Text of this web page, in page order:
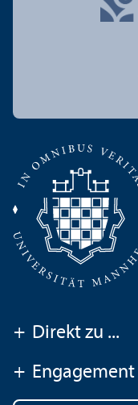
+ Direkt zu ...
+ Engagement